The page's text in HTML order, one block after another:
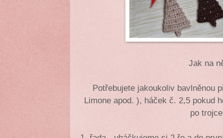
Jak na
Potřebujete jakoukoliv bavlněnou
Limone apod. ), háček č. 2,5 pokud
po